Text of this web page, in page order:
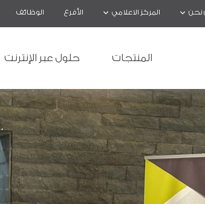
نحن المركز الاعلامي الأفرع الوظائف
المنتجات حلول عبر الإنترنت